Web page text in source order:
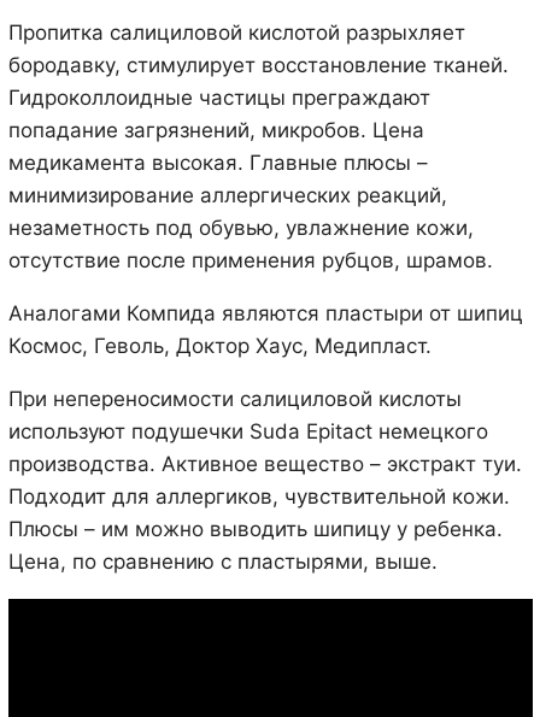
Пропитка салициловой кислотой разрыхляет
бородавку, стимулирует восстановление тканей.
Гидроколлоидные частицы преграждают
попадание загрязнений, микробов. Цена
медикамента высокая. Главные плюсы –
минимизирование аллергических реакций,
незаметность под обувью, увлажнение кожи,
отсутствие после применения рубцов, шрамов.
Аналогами Компида являются пластыри от шипиц
Космос, Геволь, Доктор Хаус, Медипласт.
При непереносимости салициловой кислоты
используют подушечки Suda Epitact немецкого
производства. Активное вещество – экстракт туи.
Подходит для аллергиков, чувствительной кожи.
Плюсы – им можно выводить шипицу у ребенка.
Цена, по сравнению с пластырями, выше.